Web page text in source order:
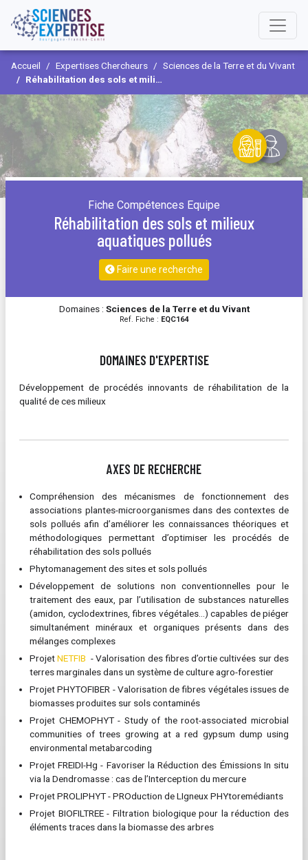
Accueil Expertises Chercheurs
Sciences de la Terre et du Vivant
Réhabilitation des sols et milieux aquatiques pollués
Fiche Compétences Equipe
Réhabilitation des sols et milieux
aquatiques pollués
Faire une recherche
Domaines : Sciences de la Terre et du Vivant
Ref. Fiche : EQC164
DOMAINES D'EXPERTISE
Développement de procédés innovants de réhabilitation de la
qualité de ces milieux
AXES DE RECHERCHE
Compréhension des mécanismes de fonctionnement des
associations plantes-microorganismes dans des contextes de
sols pollués afin d’améliorer les connaissances théoriques et
méthodologiques permettant d’optimiser les procédés de
réhabilitation des sols pollués
Phytomanagement des sites et sols pollués
Développement de solutions non conventionnelles pour le
traitement des eaux, par l’utilisation de substances naturelles
(amidon, cyclodextrines, fibres végétales...) capables de piéger
simultanément minéraux et organiques présents dans des
mélanges complexes
ProjetNETFIB - Valorisation des fibres d’ortie cultivées sur des
terres marginales dans un système de culture agro-forestier
Projet PHYTOFIBER - Valorisation de fibres végétales issues de
biomasses produites sur sols contaminés
Projet CHEMOPHYT - Study of the root-associated microbial
communities of trees growing at a red gypsum dump using
environmental metabarcoding
Projet FREIDI-Hg - Favoriser la Réduction des Émissions In situ
via la Dendromasse : cas de l’Interception du mercure
Projet PROLIPHYT - PROduction de LIgneux PHYtoremédiants
Projet BIOFILTREE - Filtration biologique pour la réduction des
éléments traces dans la biomasse des arbres